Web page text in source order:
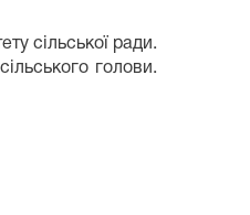
сільської ради.
голови.